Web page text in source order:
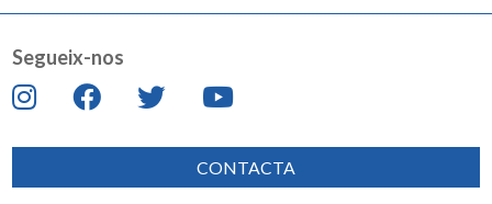
Segueix-nos
CONTACTA